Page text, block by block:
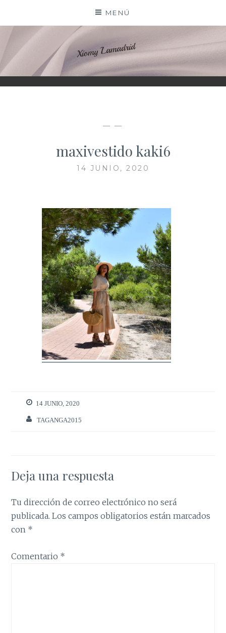
contenido
MENÚ
XIOMY LAMADRID
— —
maxivestido kaki6
14 JUNIO, 2020
14 JUNIO, 2020
TAGANGA2015
Deja una respuesta
Tu dirección de correo electrónico no será
publicada. Los campos obligatorios están marcados
con *
Comentario *